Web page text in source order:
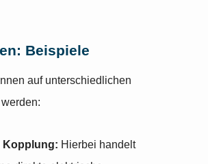
Beispiele
auf unterschiedlichen
Kopplung: Hierbei handelt